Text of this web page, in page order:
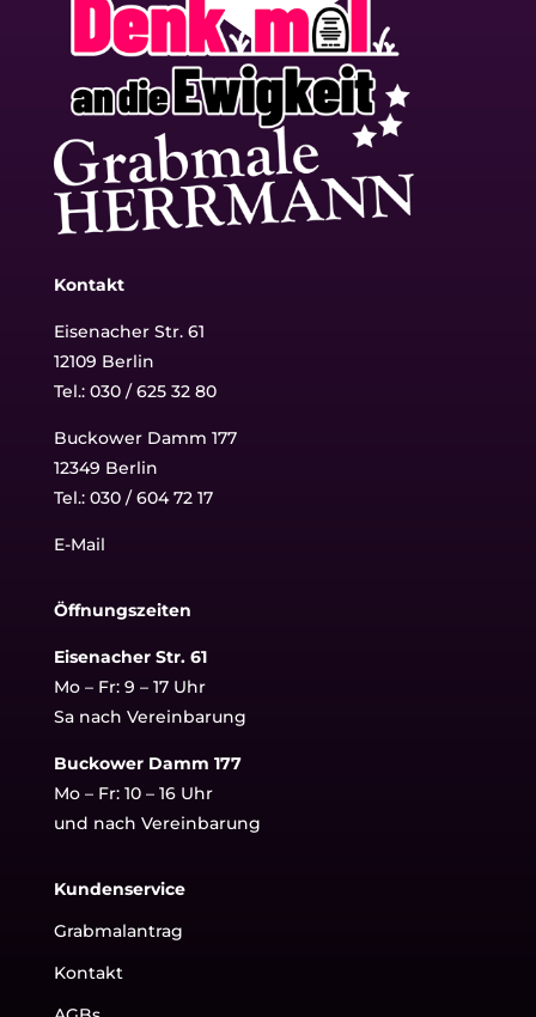
Kontakt
Eisenacher Str. 61
12109 Berlin
Tel.: 030 / 625 32 80
Buckower Damm 177
12349 Berlin
Tel.: 030 / 604 72 17
E-Mail
Öffnungszeiten
Eisenacher Str. 61
Mo – Fr: 9 – 17 Uhr
Sa nach Vereinbarung
Buckower Damm 177
Mo – Fr: 10 – 16 Uhr
und nach Vereinbarung
Kundenservice
Grabmalantrag
Kontakt